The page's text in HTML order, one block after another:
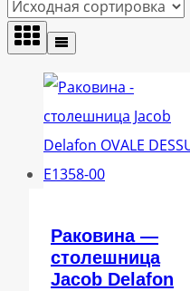
Раковина —
столешница
Jacob Delafon